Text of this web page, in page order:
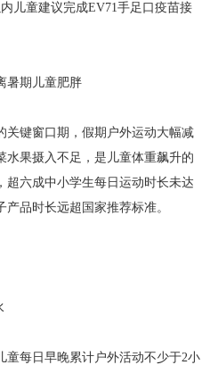
儿童建议完成EV71手足口疫苗接
期儿童肥胖
键窗口期，假期户外运动大幅减
水果摄入不足，是儿童体重飙升的
超六成中小学生每日运动时长未达
品时长远超国家推荐标准。
每日早晚累计户外活动不少于2小